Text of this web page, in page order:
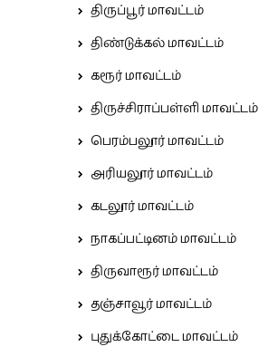
திருப்பூர் மாவட்டம்
திண்டுக்கல் மாவட்டம்
கரூர் மாவட்டம்
திருச்சிராப்பள்ளி மாவட்டம்
பெரம்பலூர் மாவட்டம்
அரியலூர் மாவட்டம்
கடலூர் மாவட்டம்
நாகப்பட்டினம் மாவட்டம்
திருவாரூர் மாவட்டம்
தஞ்சாவூர் மாவட்டம்
புதுக்கோட்டை மாவட்டம்